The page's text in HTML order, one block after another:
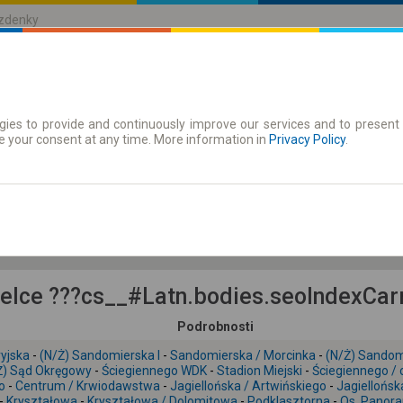
Časové jízdenky
Podrobnosti
- (N/Ż) Sandomierska I - Sandomierska / Morcinka - (N/Ż)
Sąd Okręgowy - Ściegiennego WDK - Stadion Miejski - Ściegiennego /
- Centrum / Krwiodawstwa - Jagiellońska / Artwińskiego -
to provide and continuously improve our services and to
your consent at any time. More information in Privacy Policy.